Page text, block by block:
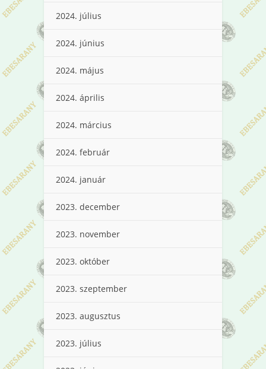
2024. július
2024. június
2024. május
2024. április
2024. március
2024. február
2024. január
2023. december
2023. november
2023. október
2023. szeptember
2023. augusztus
2023. július